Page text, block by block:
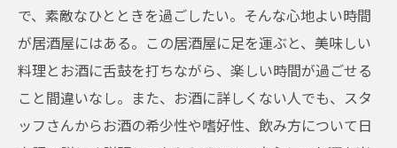
で、素敵なひとときを過ごしたい。そんな心地よい時間
が居酒屋にはある。この居酒屋に足を運ぶと、美味しい
料理とお酒に舌鼓を打ちながら、楽しい時間が過ごせる
こと間違いなし。また、お酒に詳しくない人でも、スタ
ッフさんからお酒の希少性や嗜好性、飲み方について日